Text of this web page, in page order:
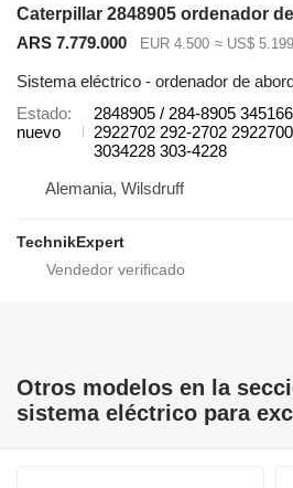
ARS 7.779.000 EUR 4.500 ≈ US$ 5.199
Sistema eléctrico - ordenador de
Estado
nuevo
2848905 / 284-8905
2922702 292-2702
3034228 303-4228
Alemania, Wilsdruff
TechnikExpert
Otros modelos en la
sistema eléctrico para